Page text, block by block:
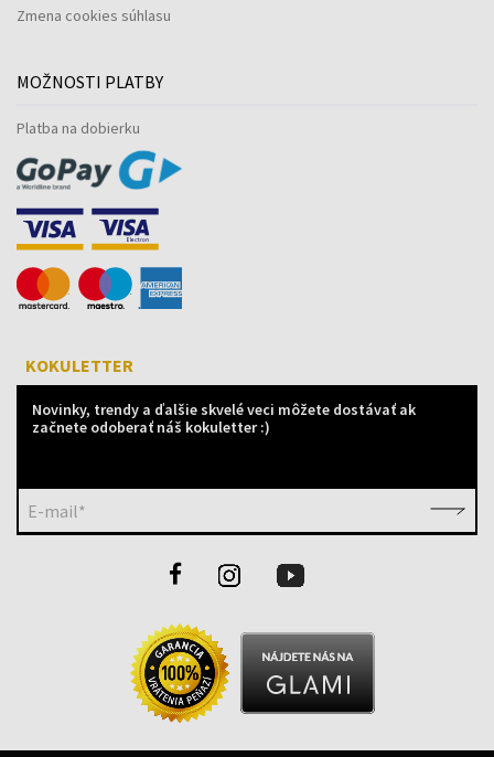
Zmena cookies súhlasu
MOŽNOSTI PLATBY
Platba na dobierku
KOKULETTER
Novinky, trendy a ďalšie skvelé veci môžete dostávať ak
začnete odoberať náš kokuletter :)
E-mail*